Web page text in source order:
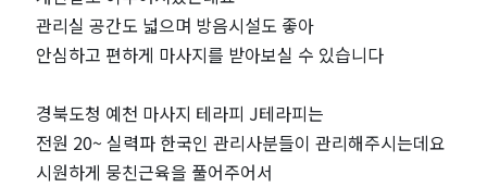
관리실 공간도 넓으며 방음시설도 좋아
안심하고 편하게 마사지를 받아보실 수 있습니다
경북도청 예천 마사지 테라피 J테라피는
전원 20~ 실력파 한국인 관리사분들이 관리해주시는데요
시원하게 뭉친근육을 풀어주어서